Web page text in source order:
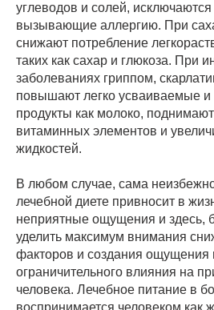
углеводов и солей,
вызывающие аллергию. При
снижают потребление
таких как сахар и глюкоза. При
заболеваниях гриппом,
повышают легко усваиваемые
продукты как молоко,
витаминных элементов и
жидкостей.
В любом случае, сама
лечебной диете привносит в
неприятные ощущения и здесь,
уделить максимум внимания
факторов и создания ощущения
ограничительного влияния на
человека. Лечебное питание в